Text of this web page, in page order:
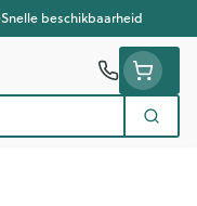
Snelle beschikbaarheid
Zoek